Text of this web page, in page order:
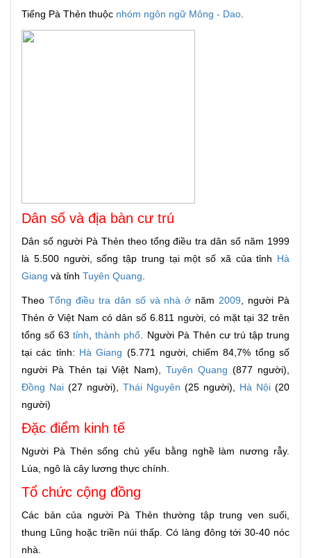
Tiếng Pà Thẻn thuộc nhóm ngôn ngữ Mông - Dao
Dân số và địa bàn cư trú
Dân số người Pà Thẻn theo tổng điều tra dân số năm 1999
là 5.500 người, sống tập trung tại một số xã của tỉnh Hà
Giang và tỉnh Tuyên Quang
Theo Tổng điều tra dân số và nhà ở năm 2009 , người Pà
Thẻn ở Việt Nam có dân số 6.811 người, có mặt tại 32 trên
tổng số 63tỉnh ,thành phố . Người Pà Thẻn cư trú tập trung
tại các tỉnh: Hà Giang (5.771 người, chiếm 84,7% tổng số
người Pà Thẻn tại Việt Nam), Tuyên Quang (877 người),
Đồng Nai (27 người), Thái Nguyên (25 người), Hà Nội (20
người)
Đặc điểm kinh tế
Người Pà Thẻn sống chủ yếu bằng nghề làm nương rẫy.
Lúa, ngô là cây lương thực chính.
Tổ chức cộng đồng
Các bản của người Pà Thẻn thường tập trung ven suối,
thung Lũng hoặc triền núi thấp. Có làng đông tới 30-40 nóc
nhà.